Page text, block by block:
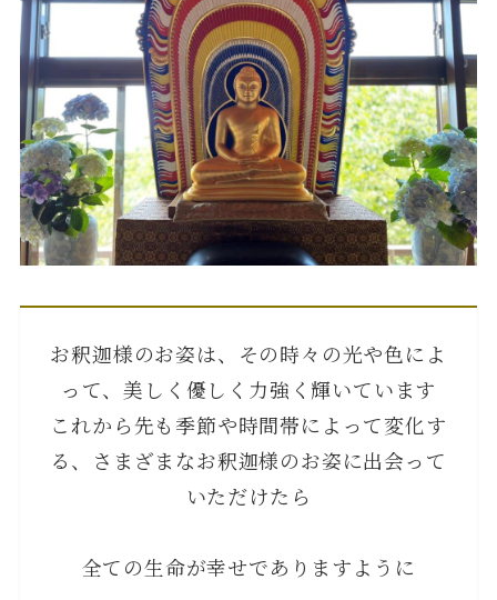
お釈迦様のお姿は、その時々の光や色によ
って、美しく優しく力強く輝いています
これから先も季節や時間帯によって変化す
る、さまざまなお釈迦様のお姿に出会って
いただけたら
全ての生命が幸せでありますように